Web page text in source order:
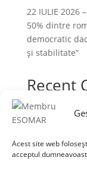
Acest site web
acceptul
22 IULIE 2026
50% dintre
democratic
și stabilitate”
Recent
Niciun